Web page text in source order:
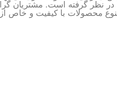
در نظر گرفته است. مشتریان
محصولات با کیفیت و خاص از